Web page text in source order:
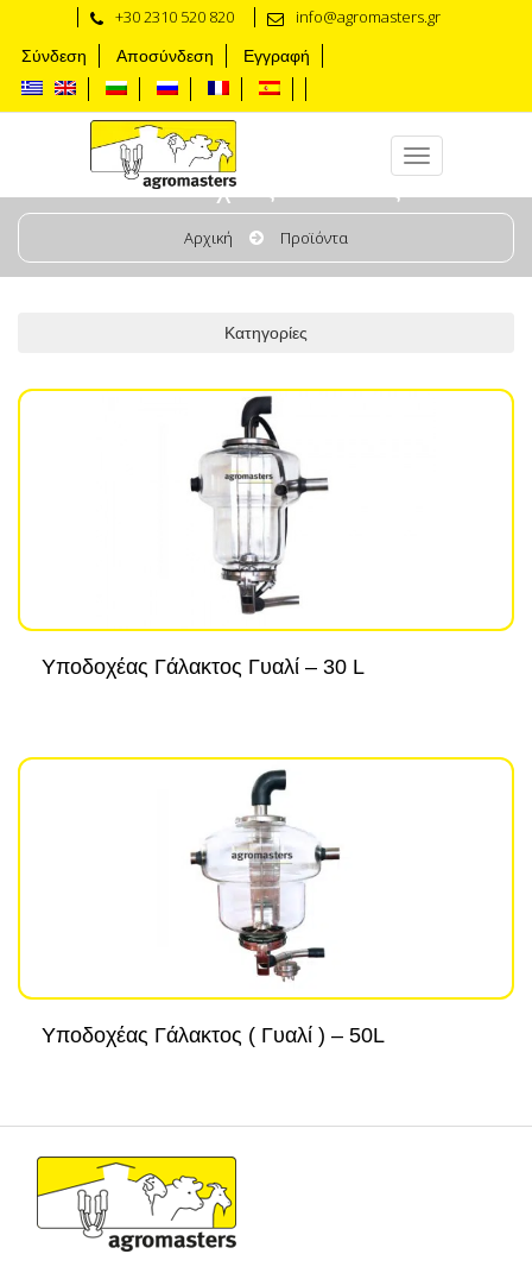
+30 2310 520 820 info@agromasters.gr
Σύνδεση Αποσύνδεση Εγγραφή
Υποδοχέας Γάλακτος
Αρχική Προϊόντα
Κατηγορίες
Υποδοχέας Γάλακτος Γυαλί – 30 L
Υποδοχέας Γάλακτος ( Γυαλί ) – 50L